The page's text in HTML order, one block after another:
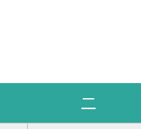
二